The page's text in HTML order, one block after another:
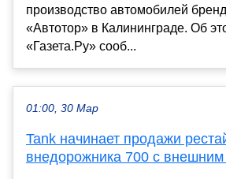
производство автомобилей
«Автотор» в Калининграде. Об
«Газета.Ру» сооб...
01:00, 30 Мар
Tank начинает продажи
внедорожника 700 с